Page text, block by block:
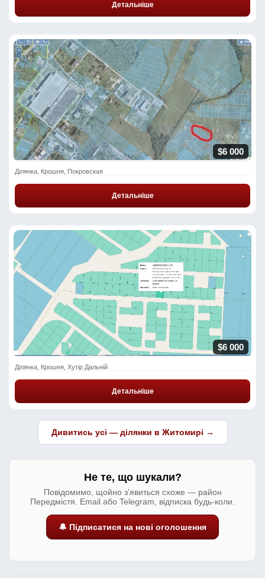
Детальніше
$6 000
Ділянка, Крошня, Покровская
Детальніше
$6 000
Ділянка, Крошня, Хутір Дальній
Детальніше
Дивитись усі — ділянки в Житомирі →
Не те, що шукали?
Повідомимо, щойно з'явиться схоже — район
Передмістя. Email або Telegram, відписка будь-коли.
🔔 Підписатися на нові оголошення